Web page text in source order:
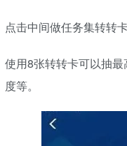
点击中间做任务集转转
使用8张转转卡可以抽
度等。